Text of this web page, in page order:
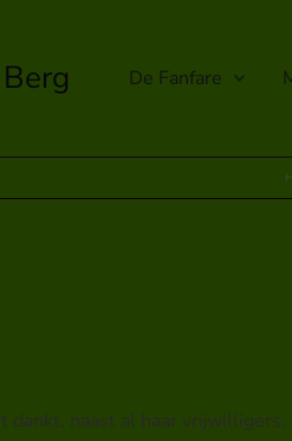
De Fanfare
dankt, naast al haar